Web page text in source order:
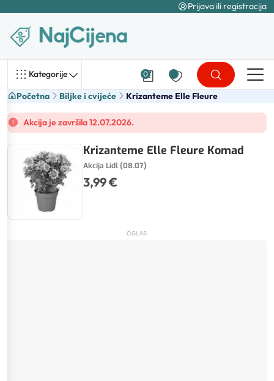
Prijava ili registracija
Kategorije 0
Početna Biljke i cvijeće Krizanteme Elle Fleure
Akcija je završila 12.07.2026.
Krizanteme Elle Fleure Komad
Akcija Lidl (08.07)
3,99 €
OGLAS